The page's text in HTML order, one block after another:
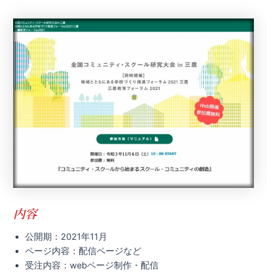
内容
公開期：2021年11月
ページ内容：配信ページなど
受注内容：webページ制作・配信